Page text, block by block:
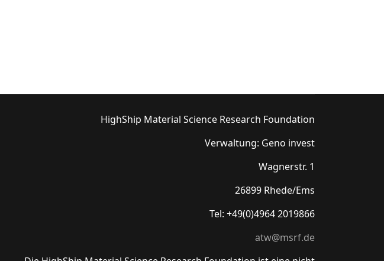
HighShip Material Science Research Foundation
Verwaltung: Geno invest
Wagnerstr. 1
26899 Rhede/Ems
Tel: +49(0)4964 2019866
atw@msrf.de